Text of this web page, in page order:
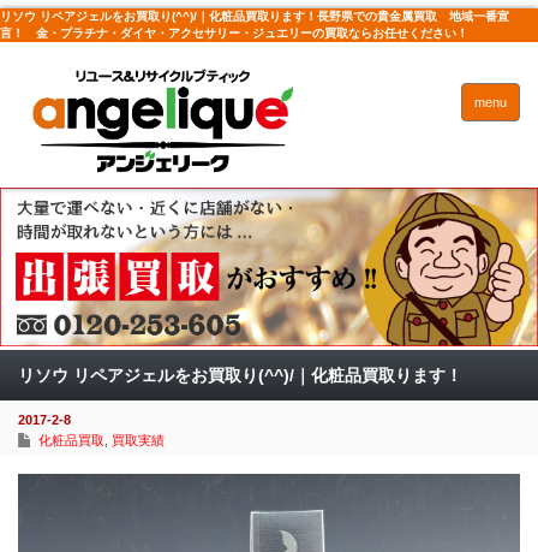
リソウ リペアジェルをお買取り(^^)/｜化粧品買取ります！長野県での貴金属買取 地域一番宣
言！ 金・プラチナ・ダイヤ・アクセサリー・ジュエリーの買取ならお任せください！
menu
リソウ リペアジェルをお買取り(^^)/｜化粧品買取ります！
2017-2-8
化粧品買取
買取実績